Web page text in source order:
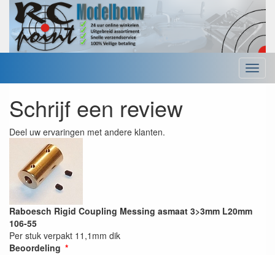
Menu
Schrijf een review
Deel uw ervaringen met andere klanten.
Raboesch Rigid Coupling Messing asmaat 3>3mm L20mm
106-55
Per stuk verpakt 11,1mm dik
Beoordeling